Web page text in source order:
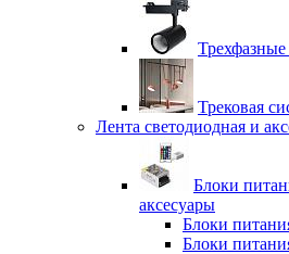
Трековая
Лента светодиодная и
Блоки
аксесуары
Блоки
Блоки